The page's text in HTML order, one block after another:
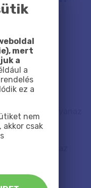
mert
a
a
ez a
nem
csak
kell, hogy ugyanaz
méretű lehet az
a